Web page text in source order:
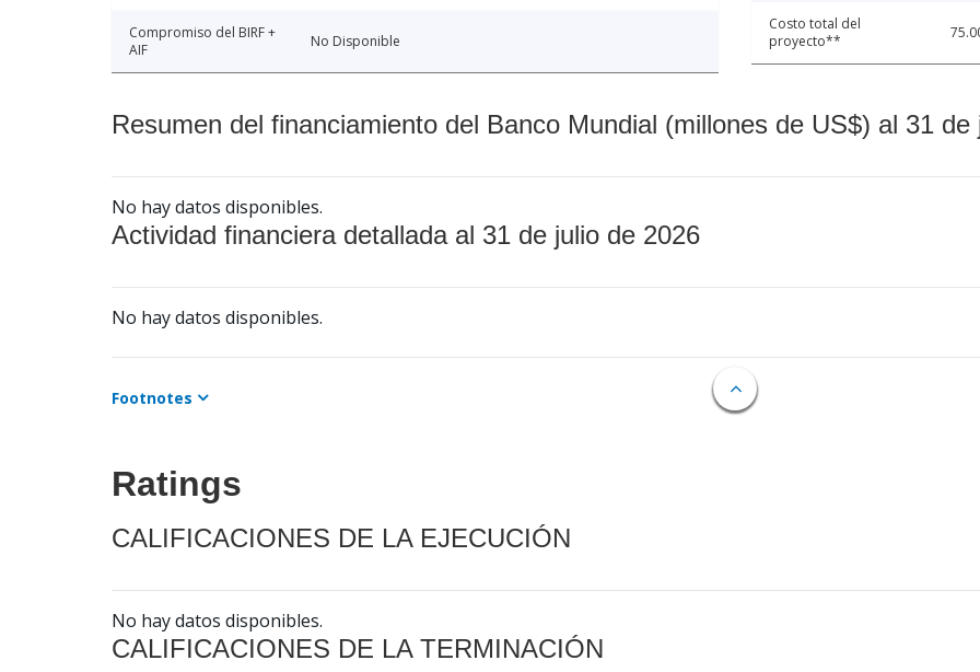
Compromiso del BIRF +
AIF
No Disponible
Costo total del
proyecto**
Resumen del financiamiento del Banco Mundial (millones de US$) al 31 de
No hay datos disponibles.
Actividad financiera detallada al 31 de julio de 2026
No hay datos disponibles.
Footnotes
Ratings
CALIFICACIONES DE LA EJECUCIÓN
No hay datos disponibles.
CALIFICACIONES DE LA TERMINACIÓN